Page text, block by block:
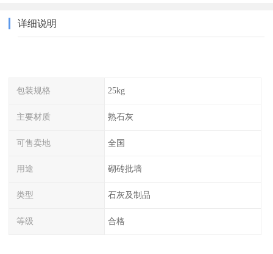
详细说明
包装规格 25kg
主要材质 熟石灰
可售卖地 全国
用途 砌砖批墙
类型 石灰及制品
等级 合格